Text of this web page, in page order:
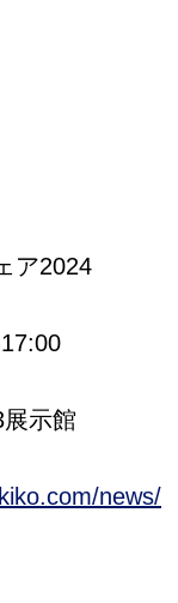
ア2024
示館
news/